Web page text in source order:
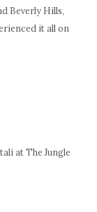
Beverly Hills,
it all on
at The Jungle